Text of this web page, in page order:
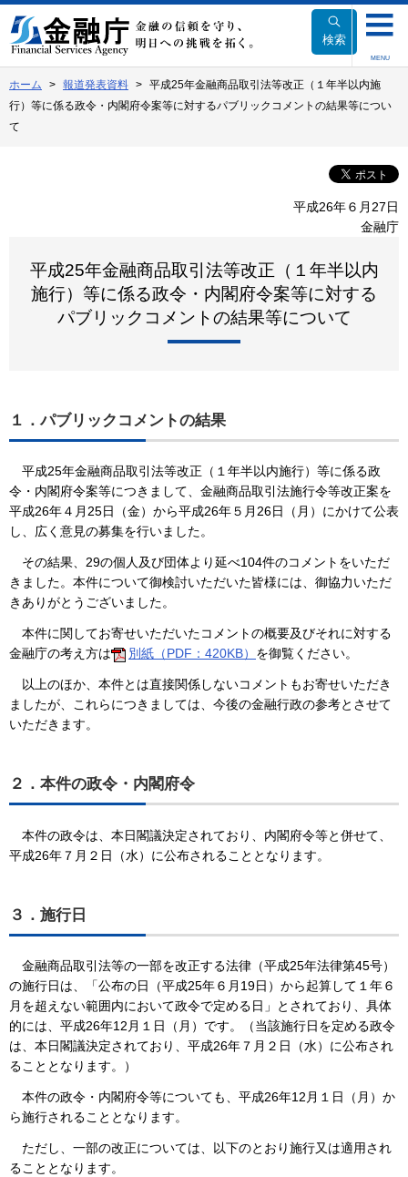
文
へ
動
検索
MENU
ホーム 報道発表資料
平成25年金融商品取引法等改正（１年半以内施
行）等に係る政令・内閣府令案等に対するパブリックコメントの結果等につい
て
平成26年６月27日
金融庁
平成25年金融商品取引法等改正（１年半以内
施行）等に係る政令・内閣府令案等に対する
パブリックコメントの結果等について
１．パブリックコメントの結果
平成25年金融商品取引法等改正（１年半以内施行）等に係る政
令・内閣府令案等につきまして、金融商品取引法施行令等改正案を
平成26年４月25日（金）から平成26年５月26日（月）にかけて公表
し、広く意見の募集を行いました。
その結果、29の個人及び団体より延べ104件のコメントをいただ
きました。本件について御検討いただいた皆様には、御協力いただ
きありがとうございました。
本件に関してお寄せいただいたコメントの概要及びそれに対する
金融庁の考え方は
別紙（PDF：420KB） を御覧ください。
以上のほか、本件とは直接関係しないコメントもお寄せいただき
ましたが、これらにつきましては、今後の金融行政の参考とさせて
いただきます。
２．本件の政令・内閣府令
本件の政令は、本日閣議決定されており、内閣府令等と併せて、
平成26年７月２日（水）に公布されることとなります。
３．施行日
金融商品取引法等の一部を改正する法律（平成25年法律第45号）
の施行日は、「公布の日（平成25年６月19日）から起算して１年６
月を超えない範囲内において政令で定める日」とされており、具体
的には、平成26年12月１日（月）です。（当該施行日を定める政令
は、本日閣議決定されており、平成26年７月２日（水）に公布され
ることとなります。）
本件の政令・内閣府令等についても、平成26年12月１日（月）か
ら施行されることとなります。
ただし、一部の改正については、以下のとおり施行又は適用され
ることとなります。